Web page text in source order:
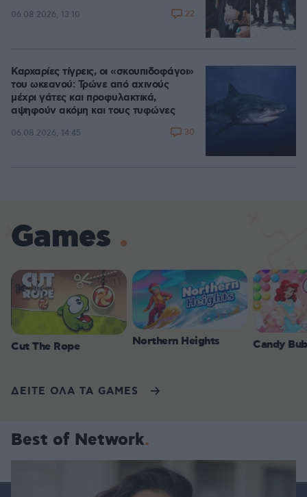
06.08.2026, 13:10 22
Καρχαρίες τίγρεις, οι «σκουπιδοφάγοι»
του ωκεανού: Τρώνε από αχινούς
μέχρι γάτες και προφυλακτικά,
αψηφούν ακόμη και τους τυφώνες
06.08.2026, 14:45 30
Games
Cut The Rope Northern Heights Candy
ΔΕΙΤΕ ΟΛΑ ΤΑ GAMES
Best of Network